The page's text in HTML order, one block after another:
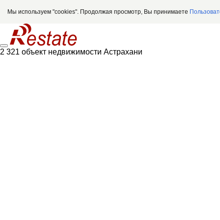
Мы используем "cookies". Продолжая просмотр, Вы принимаете
2 321 объект недвижимости Астрахани